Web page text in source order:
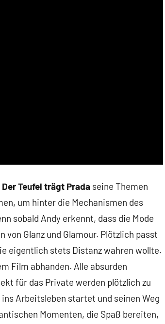
Der Teufel trägt Prada seine Themen
um hinter die Mechanismen des
sobald Andy erkennt, dass die Mode
Glanz und Glamour. Plötzlich passt
eigentlich stets Distanz wahren wollte.
Film abhanden. Alle absurden
für das Private werden plötzlich zu
Arbeitsleben startet und seinen Weg
Momenten, die Spaß bereiten,